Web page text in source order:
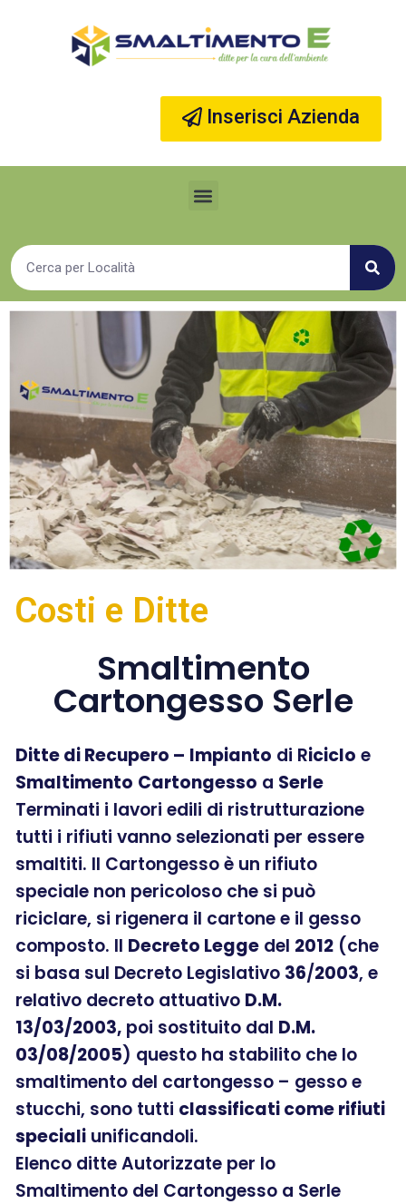
Inserisci Azienda
Costi e Ditte
Smaltimento
Cartongesso Serle
Ditte di Recupero – Impianto di Riciclo e
Smaltimento Cartongesso a Serle
Terminati i lavori edili di ristrutturazione
tutti i rifiuti vanno selezionati per essere
smaltiti. Il Cartongesso è un rifiuto
speciale non pericoloso che si può
riciclare, si rigenera il cartone e il gesso
composto. Il Decreto Legge del 2012 (che
si basa sul Decreto Legislativo 36/2003, e
relativo decreto attuativo D.M.
13/03/2003, poi sostituito dal D.M.
03/08/2005) questo ha stabilito che lo
smaltimento del cartongesso – gesso e
stucchi, sono tutti classificati come rifiuti
speciali unificandoli.
Elenco ditte Autorizzate per lo
Smaltimento del Cartongesso a Serle